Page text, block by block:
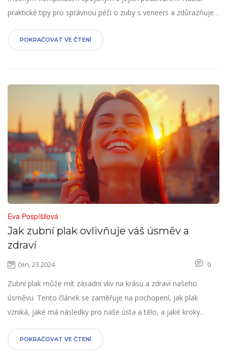
praktické tipy pro správnou péči o zuby s veneers a zdůrazňuje
tohoto dentálního zákroku. Článek se zaměřuje na zdraví
POKRAČOVAT VE ČTENÍ
Eva Pospíšilová
Jak zubní plak ovlivňuje váš úsměv a
zdraví
čen, 23 2024 0
Zubní plak může mít zásadní vliv na krásu a zdraví našeho
úsměvu. Tento článek se zaměřuje na pochopení, jak plak
vzniká, jaké má následky pro naše ústa a tělo, a jaké kroky
udržení zářivě bílého a zdravého úsměvu.
POKRAČOVAT VE ČTENÍ